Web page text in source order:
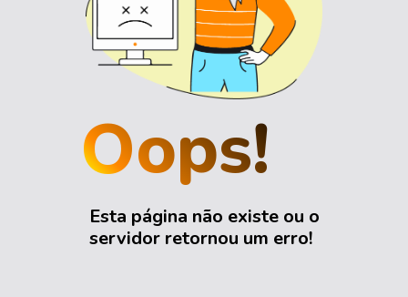
Oops!
Esta página não existe ou o
servidor retornou um erro!